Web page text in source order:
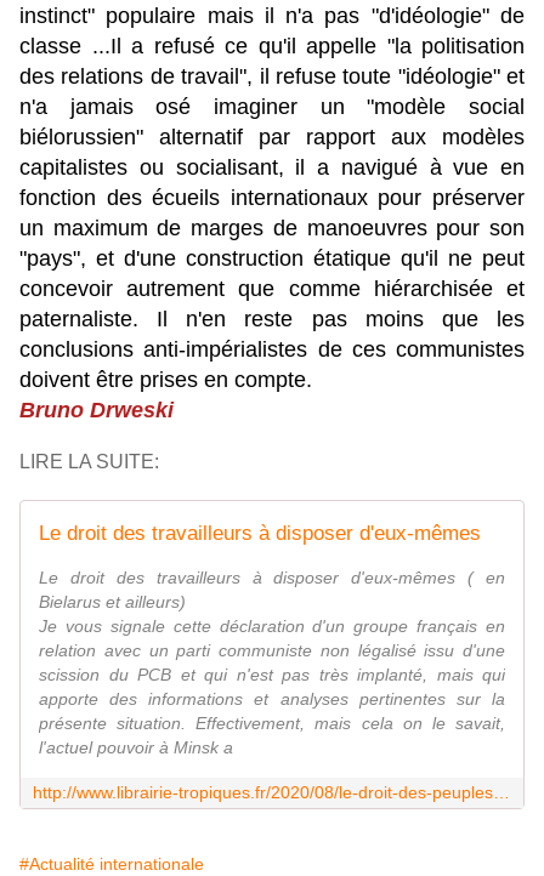
instinct" populaire mais il n'a pas "d'idéologie" de
classe ...Il a refusé ce qu'il appelle "la politisation
des relations de travail", il refuse toute "idéologie" et
n'a jamais osé imaginer un "modèle social
biélorussien" alternatif par rapport aux modèles
capitalistes ou socialisant, il a navigué à vue en
fonction des écueils internationaux pour préserver
un maximum de marges de manoeuvres pour son
"pays", et d'une construction étatique qu'il ne peut
concevoir autrement que comme hiérarchisée et
paternaliste. Il n'en reste pas moins que les
conclusions anti-impérialistes de ces communistes
doivent être prises en compte.
Bruno Drweski
LIRE LA SUITE:
Le droit des travailleurs à disposer d'eux-mêmes
Le droit des travailleurs à disposer d'eux-mêmes ( en
Bielarus et ailleurs)
Je vous signale cette déclaration d'un groupe français en
relation avec un parti communiste non légalisé issu d'une
scission du PCB et qui n'est pas très implanté, mais qui
apporte des informations et analyses pertinentes sur la
présente situation. Effectivement, mais cela on le savait,
l'actuel pouvoir à Minsk a
#Actualité internationale